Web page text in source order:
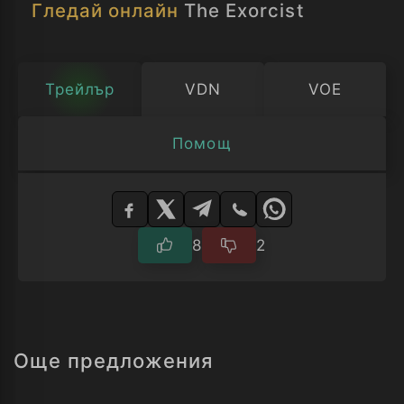
филм едни от най-добрите си роли.
Гледай онлайн The Exorcist
Трейлър VDN VOE
Помощ
Изберете
8 2
Още предложения